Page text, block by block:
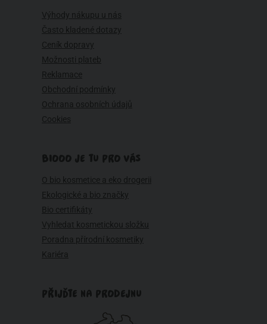
Výhody nákupu u nás
Často kladené dotazy
Ceník dopravy
Možnosti plateb
Reklamace
Obchodní podmínky
Ochrana osobních údajů
Cookies
BIOOO JE TU PRO VÁS
O bio kosmetice a eko drogerii
Ekologické a bio značky
Bio certifikáty
Vyhledat kosmetickou složku
Poradna přírodní kosmetiky
Kariéra
PŘIJĎTE NA PRODEJNU